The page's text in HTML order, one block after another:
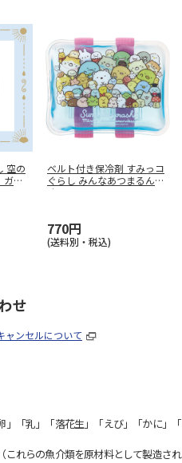
空の
ラ
ベルト付き保冷剤 すみっコ
ぐらし みんなあつまるんで
す C
770円
(送料別・税込)
せ
ャンセルについて
「乳」「落花生」「えび」「かに」
れらの魚介類を原材料として製造さ